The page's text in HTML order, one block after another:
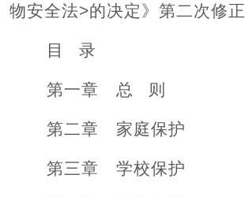
物安全法>的决定》第二次修正
目 录
第一章 总 则
第二章 家庭保护
第三章 学校保护